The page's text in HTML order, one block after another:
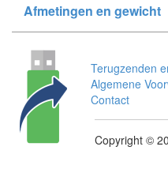
Afmetingen en gewicht
Terugzenden
Algemene
Contact
Copyright ©